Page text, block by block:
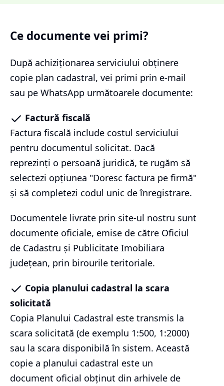
Ce documente vei primi?
După achiziționarea serviciului obținere
copie plan cadastral, vei primi prin e-mail
sau pe WhatsApp următoarele documente:
Factură fiscală
Factura fiscală include costul serviciului
pentru documentul solicitat. Dacă
reprezinți o persoană juridică, te rugăm să
selectezi opțiunea "Doresc factura pe firmă"
și să completezi codul unic de înregistrare.
Documentele livrate prin site-ul nostru sunt
documente oficiale, emise de către Oficiul
de Cadastru și Publicitate Imobiliara
județean, prin birourile teritoriale.
Copia planului cadastral la scara
solicitată
Copia Planului Cadastral este transmis la
scara solicitată (de exemplu 1:500, 1:2000)
sau la scara disponibilă în sistem. Această
copie a planului cadastral este un
document oficial obținut din arhivele de